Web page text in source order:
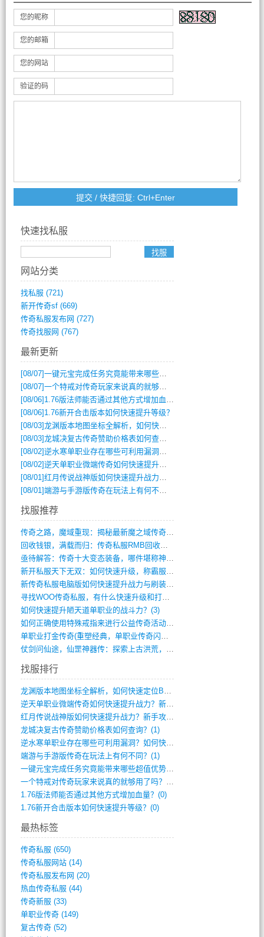
您的昵称
您的邮箱
您的网站
验证的码
快速找私服
网站分类
找私服 (721)
新开传奇sf(669)
传奇私服发布网 (727)
传奇找服网 (767)
最新更新
[08/07]一键元宝完成任务究竟能带来哪些超值优势？
[08/07]一个特戒对传奇玩家来说真的就够用了吗？
[08/06] 1.76版法师能否通过其他方式增加血量？
[08/06] 1.76新开合击版本如何快速提升等级？
[08/03]龙渊版本地图坐标全解析，如何快速定位BOSS位置？
[08/03]龙城决复古传奇赞助价格表如何查询？
[08/02]逆水寒单职业存在哪些可利用漏洞？如何快速提升战力？
[08/02]逆天单职业微端传奇如何快速提升战力？新手必看攻略
[08/01]红月传说战神版如何快速提升战力？新手攻略全解析？
[08/01]端游与手游版传奇在玩法上有何不同？
找服推荐
传奇之路，魔域重现：揭秘最新魔之域传奇攻(712)
回收钱银，满载而归：传奇私服RMB回收装(548)
亟待解答：传奇十大变态装备，哪件堪称神器(347)
新开私服天下无双：如何快速升级，称霸服务(681)
新传奇私服电脑版如何快速提升战力与刷装备(835)
寻找WOO传奇私服，有什么快速升级和打宝(864)
如何快速提升陋天道单职业的战斗力？(3)
如何正确使用特殊戒指来进行公益传奇活动？(10)
单职业打金传奇(重塑经典，单职业传奇闪耀(10)
仗剑问仙途，仙罡神器传：探索上古洪荒，揭(813)
找服排行
龙渊版本地图坐标全解析，如何快速定位BO(3)
逆天单职业微端传奇如何快速提升战力？新手(2)
红月传说战神版如何快速提升战力？新手攻略(2)
龙城决复古传奇赞助价格表如何查询？(1)
逆水寒单职业存在哪些可利用漏洞？如何快速(1)
端游与手游版传奇在玩法上有何不同？(1)
一键元宝完成任务究竟能带来哪些超值优势？(0)
一个特戒对传奇玩家来说真的就够用了吗？(0)
1.76版法师能否通过其他方式增加血量？(0)
1.76新开合击版本如何快速提升等级？(0)
最热标签
传奇私服 (650)
传奇私服网站(14)
传奇私服发布网 (20)
热血传奇私服 (44)
传奇新服 (33)
单职业传奇(149)
复古传奇(52)